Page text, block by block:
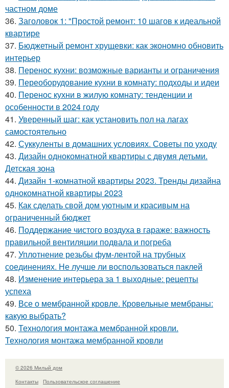
частном доме
36. Заголовок 1: "Простой ремонт: 10 шагов к идеальной
квартире
37. Бюджетный ремонт хрущевки: как экономно обновить
интерьер
38. Перенос кухни: возможные варианты и ограничения
39. Переоборудование кухни в комнату: подходы и идеи
40. Перенос кухни в жилую комнату: тенденции и
особенности в 2024 году
41. Уверенный шаг: как установить пол на лагах
самостоятельно
42. Суккуленты в домашних условиях. Советы по уходу
43. Дизайн однокомнатной квартиры с двумя детьми.
Детская зона
44. Дизайн 1-комнатной квартиры 2023. Тренды дизайна
однокомнатной квартиры 2023
45. Как сделать свой дом уютным и красивым на
ограниченный бюджет
46. Поддержание чистого воздуха в гараже: важность
правильной вентиляции подвала и погреба
47. Уплотнение резьбы фум-лентой на трубных
соединениях. Не лучше ли воспользоваться паклей
48. Изменение интерьера за 1 выходные: рецепты
успеха
49. Все о мембранной кровле. Кровельные мембраны:
какую выбрать?
50. Технология монтажа мембранной кровли.
Технология монтажа мембранной кровли
© 2026 Милый дом
Контакты
Пользовательское соглашение